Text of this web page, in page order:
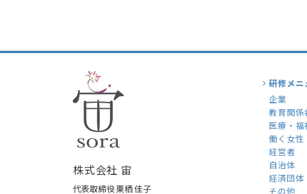
株式会社 宙
代表取締役 栗栖 佳子
研修メニ
企業
教育関係
医療・福
働く女性
経営者
自治体
経済団体
その他